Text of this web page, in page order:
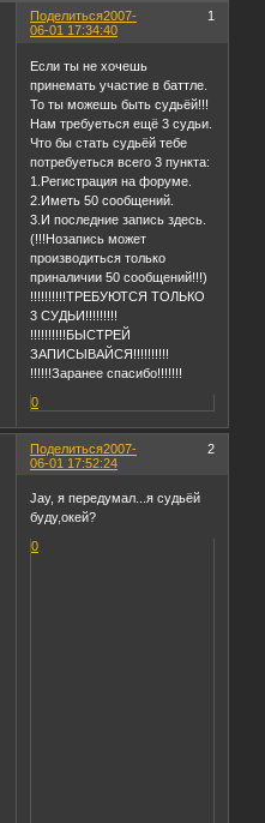
Поделиться 1
2007-
06-01 17:34:40
Если ты не хочешь
принемать участие в баттле.
То ты можешь быть судьёй!!!
Нам требуеться ещё 3 судьи.
Что бы стать судьёй тебе
потребуеться всего 3 пункта:
1.Регистрация на форуме.
2.Иметь 50 сообщений.
3.И последние запись здесь.
(!!!Нозапись может
производиться только
приналичии 50 сообщений!!!)
!!!!!!!!!!ТРЕБУЮТСЯ ТОЛЬКО
3 СУДЬИ!!!!!!!!!
!!!!!!!!!!БЫСТРЕЙ
ЗАПИСЫВАЙСЯ!!!!!!!!!!
!!!!!!Заранее спасибо!!!!!!!
0
Поделиться 2
2007-
06-01 17:52:24
Jay, я передумал...я судьёй
буду,окей?
0